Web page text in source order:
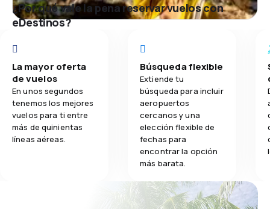
¿Por qué vale la pena reservar vuelos con
eDestinos?
La mayor oferta
de vuelos
En unos segundos
tenemos los mejores
vuelos para ti entre
más de quinientas
líneas aéreas.
Búsqueda flexible
Extiende tu
búsqueda para incluir
aeropuertos
cercanos y una
elección flexible de
fechas para
encontrar la opción
más barata.